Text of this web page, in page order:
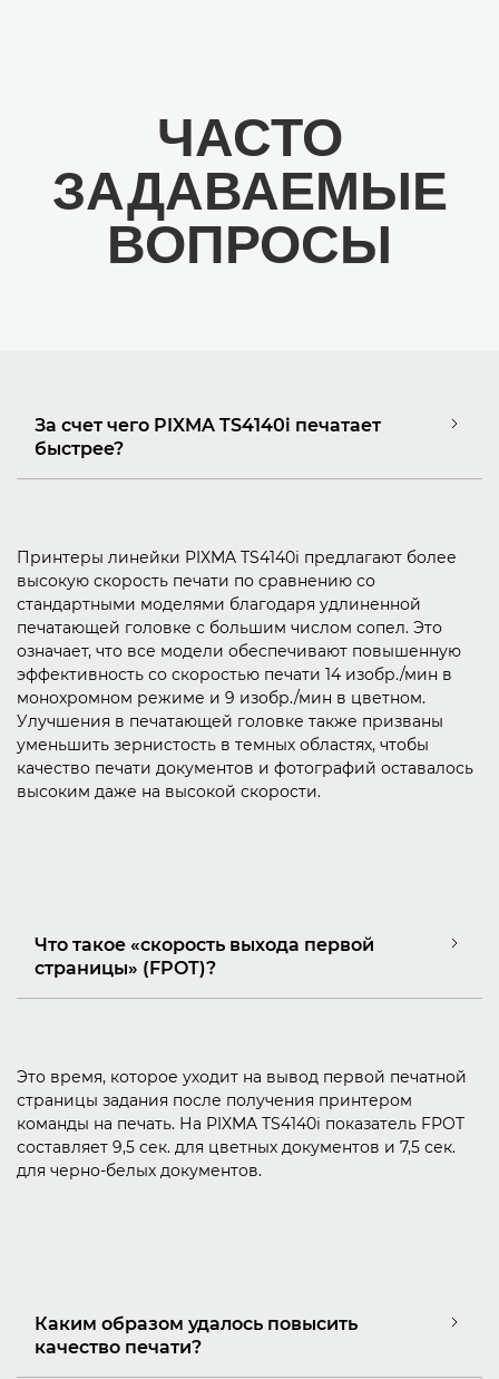
ЧАСТО
ЗАДАВАЕМЫЕ
ВОПРОСЫ
За счет чего PIXMA TS4140i печатает
быстрее?
Принтеры линейки PIXMA TS4140i предлагают более
высокую скорость печати по сравнению со
стандартными моделями благодаря удлиненной
печатающей головке с большим числом сопел. Это
означает, что все модели обеспечивают повышенную
эффективность со скоростью печати 14 изобр./мин в
монохромном режиме и 9 изобр./мин в цветном.
Улучшения в печатающей головке также призваны
уменьшить зернистость в темных областях, чтобы
качество печати документов и фотографий оставалось
высоким даже на высокой скорости.
Что такое «скорость выхода первой
страницы» (FPOT)?
Это время, которое уходит на вывод первой печатной
страницы задания после получения принтером
команды на печать. На PIXMA TS4140i показатель FPOT
составляет 9,5 сек. для цветных документов и 7,5 сек.
для черно-белых документов.
Каким образом удалось повысить
качество печати?